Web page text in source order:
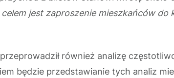
jest zaproszenie mieszkańców do
przeprowadził również analizę
będzie przedstawianie tych analiz